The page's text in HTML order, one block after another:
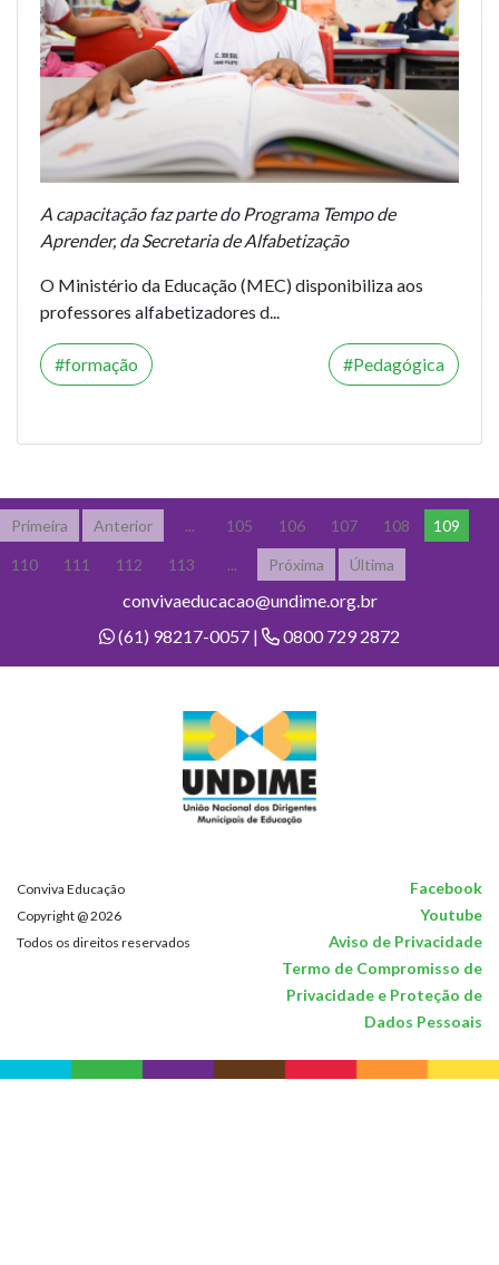
A capacitação faz parte do Programa Tempo de
Aprender, da Secretaria de Alfabetização
O Ministério da Educação (MEC) disponibiliza aos
professores alfabetizadores d...
formação Pedagógica
Primeira Anterior ... 105 106 107 108 109
110 111 112 113 ... Próxima Última
convivaeducacao@undime.org.br
(61) 98217-0057 |
0800 729 2872
Conviva Educação Facebook
Copyright @ 2026 Youtube
Todos os direitos reservados
Aviso de Privacidade
Termo de Compromisso de
Privacidade e Proteção de
Dados Pessoais